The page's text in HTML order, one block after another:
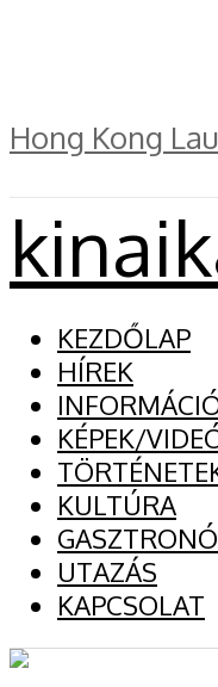
Hong Kong
KEZDŐLAP
HÍREK
KÉPEK/
KULTÚRA
UTAZÁS
KAPCSOLAT